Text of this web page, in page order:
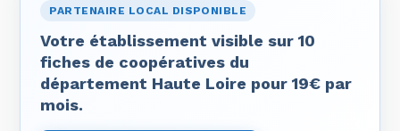
PARTENAIRE LOCAL DISPONIBLE
Votre établissement visible sur 10
fiches de coopératives du
département Haute Loire pour 19€ par
mois.